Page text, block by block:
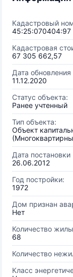
Кадастровый
45:25:070404:97
Кадастровая
67 305 662,57
Дата
11.12.2020
Статус объекта:
Ранее учтенный
Тип объекта:
Объект
Дата постановки
26.06.2012
Год постройки:
1972
Дом признан
Нет
Количество
68
Количество
Класс